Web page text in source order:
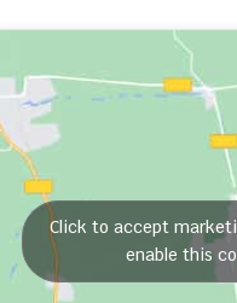
Click to accept
enable this